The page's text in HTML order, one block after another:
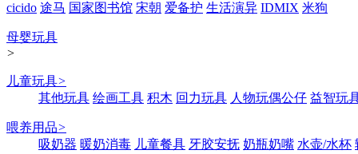
cicido 途马 国家图书馆 宋朝 爱备护 生活演异 IDMIX 米狗
母婴玩具
>
儿童玩具>
其他玩具 绘画工具 积木 回力玩具 人物玩偶公仔 益智玩
喂养用品>
吸奶器 暖奶消毒 儿童餐具 牙胶安抚 奶瓶奶嘴 水壶/水杯